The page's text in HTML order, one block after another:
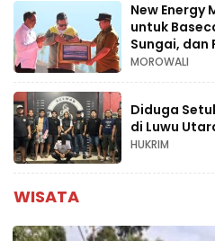
New Energy
untuk
Sungai, dan
MOROWALI
Diduga
di Luwu
HUKRIM
WISATA